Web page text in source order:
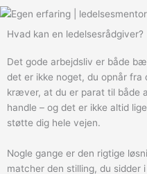
Hvad kan en ledelsesrådgiver?
Det gode arbejdsliv er både
det er ikke noget, du opnår fra
kræver, at du er parat til både
handle – og det er ikke altid
støtte dig hele vejen.
Nogle gange er den rigtige
matcher den stilling, du sidder